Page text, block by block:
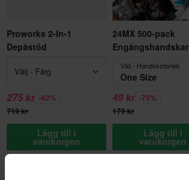
Proworks 2-In-1
Depåstöd
Välj - Färg
275 kr -62%
719 kr
Lägg till i
varukorgen
24MX 500-pack
Engångshandskar
Välj - Handskstorlek
One Size
49 kr -73%
179 kr
Lägg till i
varukorgen